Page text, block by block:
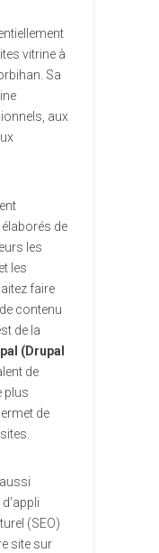
vitrine à
Sa
aux
de
les
les
faire
contenu
de la
(Drupal
de
plus
de
(SEO)
site sur